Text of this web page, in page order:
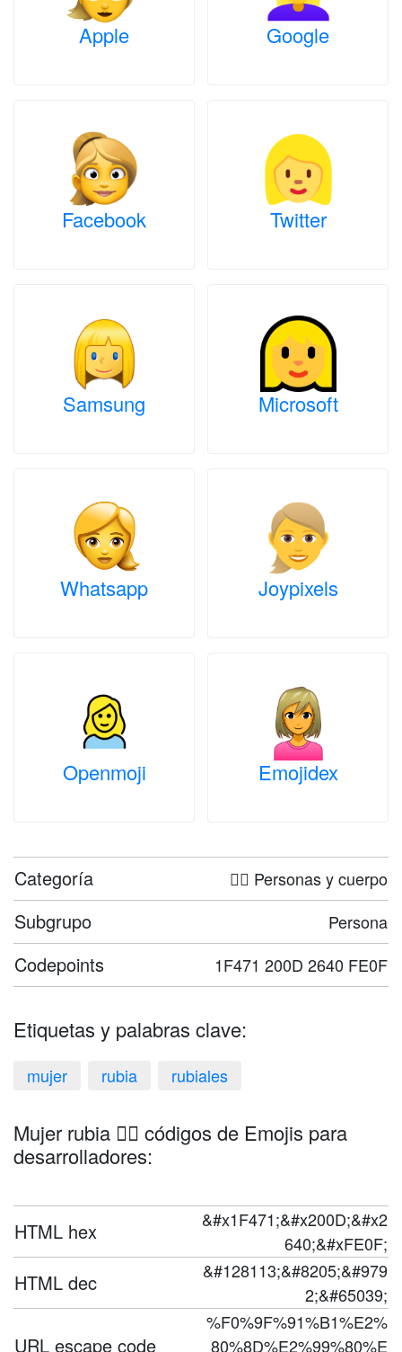
Apple Google
Facebook Twitter
Samsung Microsoft
Whatsapp Joypixels
Openmoji Emojidex
Categoría 🤦‍♀️ Personas y cuerpo
Subgrupo Persona
Codepoints 1F471 200D 2640 FE0F
Etiquetas y palabras clave:
mujer rubia rubiales
Mujer rubia 👱‍♀️ códigos de Emojis para
desarrolladores:
HTML hex
&#x1F471;&#x200D;&#x2
640;&#xFE0F;
HTML dec
&#128113;&#8205;&#979
2;&#65039;
URL escape code
%F0%9F%91%B1%E2%
80%8D%E2%99%80%E